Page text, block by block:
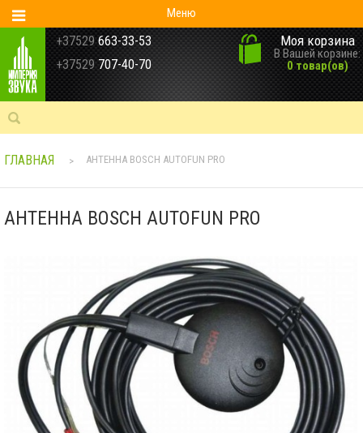
Меню
+37529 663-33-53
+37529 707-40-70
Моя корзина
В Вашей корзине:
0 товар(ов)
ГЛАВНАЯ > АНТЕННА BOSCH AUTOFUN PRO
АНТЕННА BOSCH AUTOFUN PRO